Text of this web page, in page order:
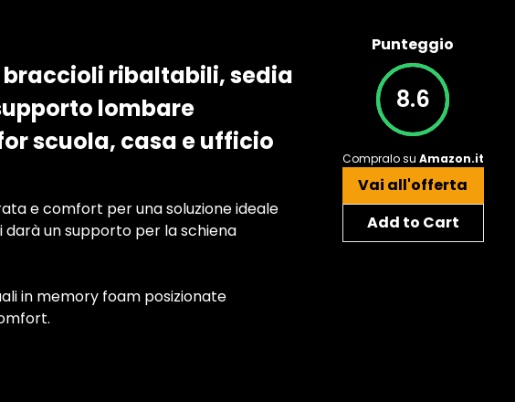
ribaltabili, sedia
lombare
scuola, casa e ufficio
e comfort per una soluzione ideale
un supporto per la schiena
in memory foam posizionate
Punteggio
8.6
Compralo su Amazon.it
Vai all'offerta
Add to Cart